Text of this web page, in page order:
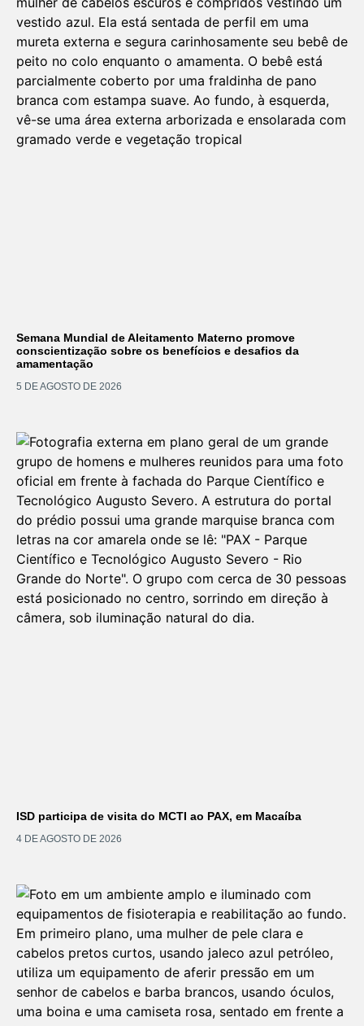
Semana Mundial de Aleitamento Materno promove
conscientização sobre os benefícios e desafios da
amamentação
5 DE AGOSTO DE 2026
ISD participa de visita do MCTI ao PAX, em Macaíba
4 DE AGOSTO DE 2026